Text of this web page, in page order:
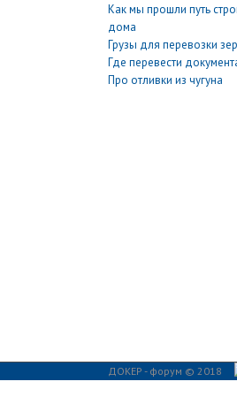
Как мы прошли путь
дома
Грузы для перевозки
Где перевести
Про отливки из чугуна
ДОКЕР - форум © 2018